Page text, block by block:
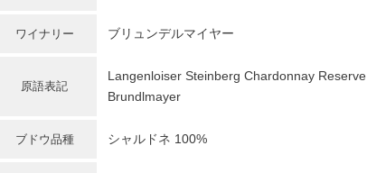
ワイナリー ブリュンデルマイヤー
原語表記
Langenloiser Steinberg Chardonnay Reserve
Brundlmayer
ブドウ品種 シャルドネ 100%